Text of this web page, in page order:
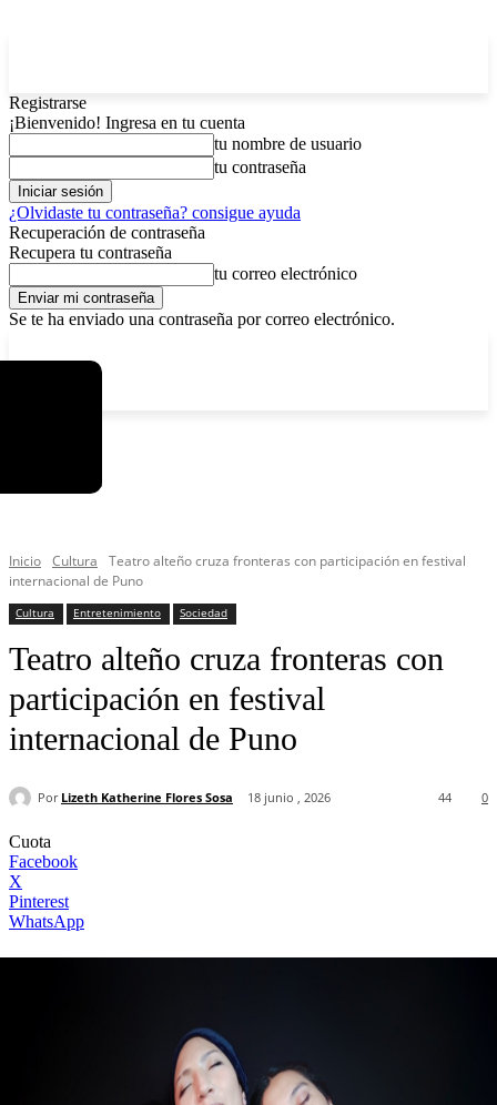
Registrarse
¡Bienvenido! Ingresa en tu cuenta
tu nombre de usuario
tu contraseña
¿Olvidaste tu contraseña? consigue ayuda
Recuperación de contraseña
Recupera tu contraseña
tu correo electrónico
Se te ha enviado una contraseña por correo electrónico.
Inicio Cultura
Teatro alteño cruza fronteras con participación en festival
internacional de Puno
Cultura Entretenimiento Sociedad
Teatro alteño cruza fronteras con
participación en festival
internacional de Puno
Por Lizeth Katherine Flores Sosa 18 junio , 2026 0
44
Cuota
Facebook
X
Pinterest
WhatsApp